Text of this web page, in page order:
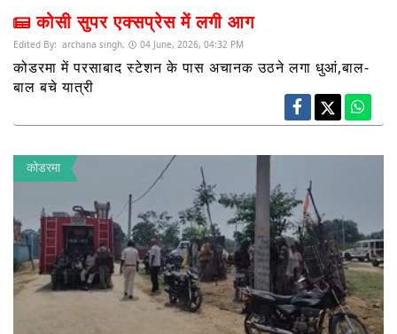
कोसी सुपर एक्सप्रेस में लगी आग
Edited By: archana singh, 04 June, 2026, 04:32 PM
कोडरमा में परसाबाद स्टेशन के पास अचानक उठने लगा धुआं,बाल-
बाल बचे यात्री
कोडरमा